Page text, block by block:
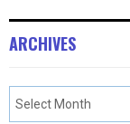
ARCHIVES